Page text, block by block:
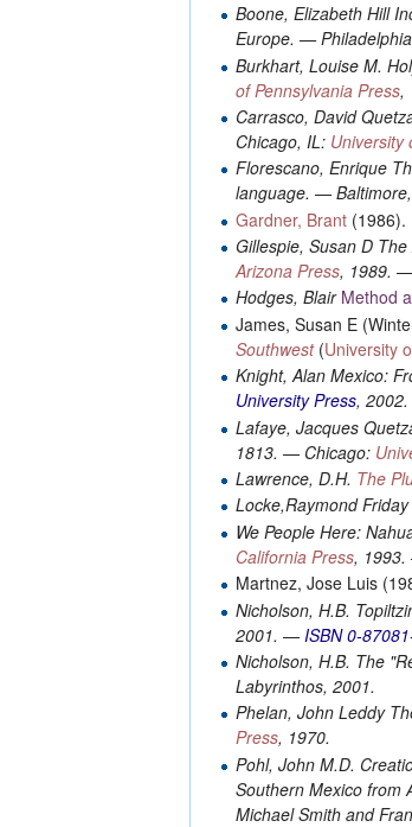
Boone, Elizabeth Hill
Europe. —
Burkhart, Louise M.
of Pennsylvania Press,
Carrasco, David
Chicago, IL: University
Florescano, Enrique
language. —
Gardner, Brant (1986).
Gillespie, Susan D
Arizona Press, 1989.
Hodges, Blair Method
James, Susan E
Southwest(University
Knight, Alan Mexico:
University Press,
Lafaye, Jacques
1813. — Chicago:
Lawrence, D.H. The
Locke,Raymond Friday
We People Here:
California Press,
Martnez, Jose Luis
Nicholson, H.B.
2001. — ISBN 0-
Nicholson, H.B. The
Labyrinthos, 2001.
Phelan, John Leddy
Press, 1970.
Pohl, John M.D.
Southern Mexico from
Michael Smith and